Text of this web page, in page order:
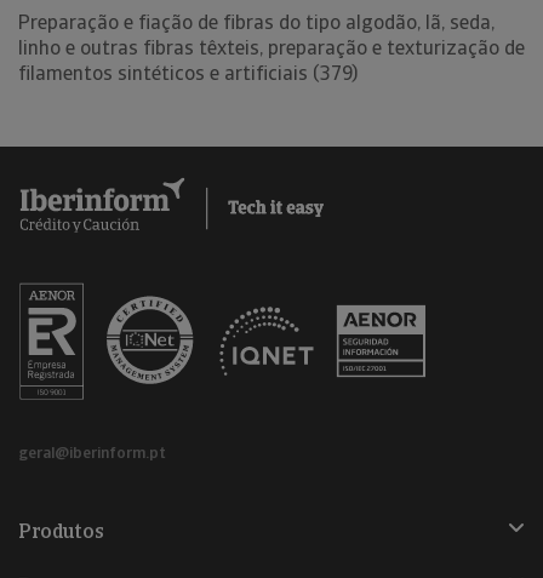
Preparação e fiação de fibras do tipo algodão, lã, seda,
linho e outras fibras têxteis, preparação e texturização de
filamentos sintéticos e artificiais (379)
geral@iberinform.pt
Produtos